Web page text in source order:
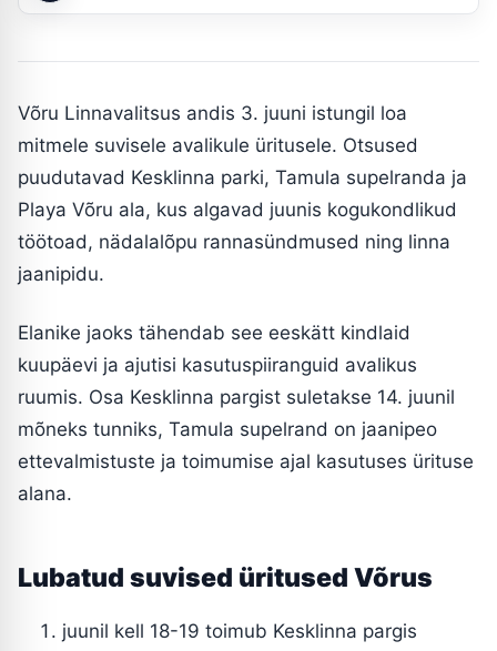
Võru Linnavalitsus andis 3. juuni istungil loa
mitmele suvisele avalikule üritusele. Otsused
puudutavad Kesklinna parki, Tamula supelranda ja
Playa Võru ala, kus algavad juunis kogukondlikud
töötoad, nädalalõpu rannasündmused ning linna
jaanipidu.
Elanike jaoks tähendab see eeskätt kindlaid
kuupäevi ja ajutisi kasutuspiiranguid avalikus
ruumis. Osa Kesklinna pargist suletakse 14. juunil
mõneks tunniks, Tamula supelrand on jaanipeo
ettevalmistuste ja toimumise ajal kasutuses ürituse
alana.
Lubatud suvised üritused Võrus
juunil kell 18-19 toimub Kesklinna pargis